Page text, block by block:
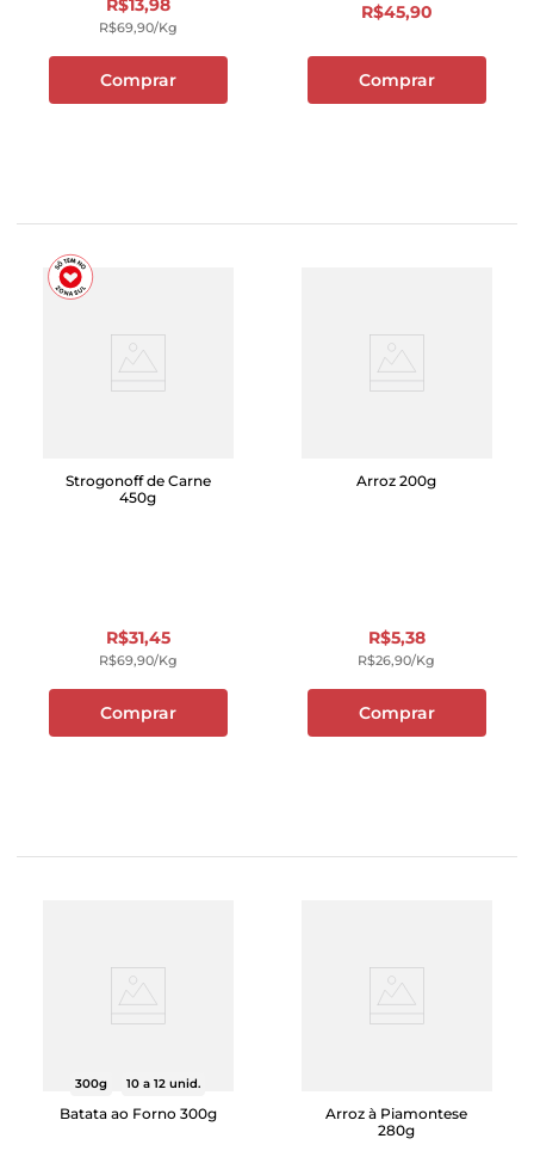
R$13,98
R$69,90/kg
Comprar
R$45,90
Comprar
Strogonoff de Carne
450g
R$31,45
R$69,90/kg
Comprar
Arroz 200g
R$5,38
R$26,90/kg
Comprar
300g 10 a 12 unid.
Batata ao Forno 300g
Arroz à Piamontese
280g